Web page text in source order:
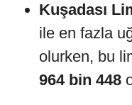
Kuşadası
ile en fazla
olurken, bu
964 bin 448